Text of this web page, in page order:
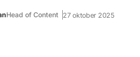
Head of Content 27 oktober 2025